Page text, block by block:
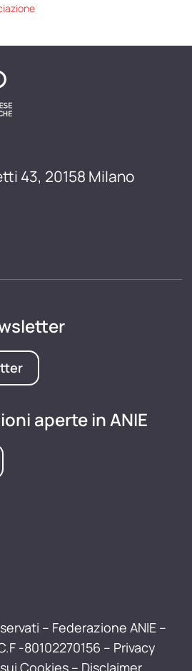
43, 20158 Milano
aperte in ANIE
– Federazione ANIE –
-80102270156 – Privacy